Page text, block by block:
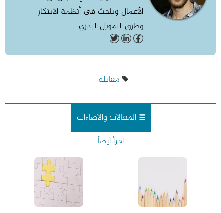
الأعمال وباحث في أنظمة الابتكار
وطرق التمويل البذري ...
مقابلة
المقالات والاضاءات
اقرأ أيضاً